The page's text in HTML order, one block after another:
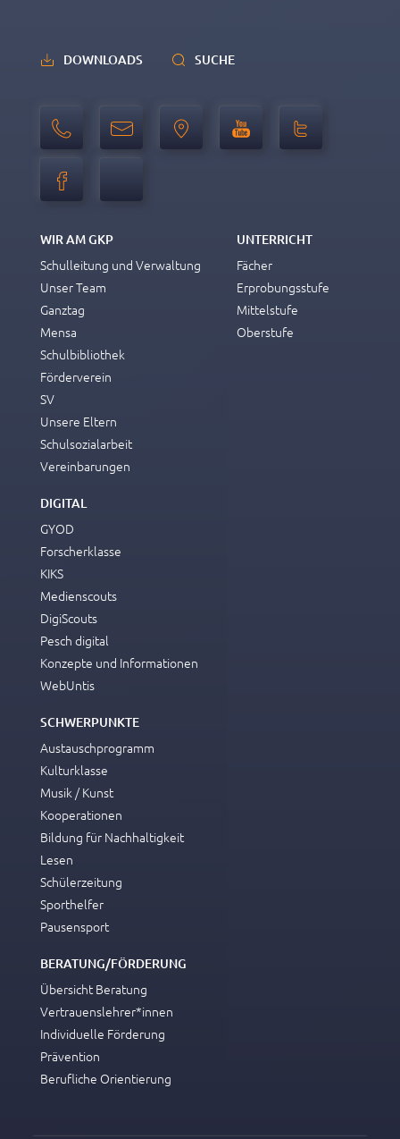
DOWNLOADS SUCHE
WIR AM GKP
Schulleitung und Verwaltung
Unser Team
Ganztag
Mensa
Schulbibliothek
Förderverein
SV
Unsere Eltern
Schulsozialarbeit
Vereinbarungen
UNTERRICHT
Fächer
Erprobungsstufe
Mittelstufe
Oberstufe
DIGITAL
GYOD
Forscherklasse
KIKS
Medienscouts
DigiScouts
Pesch digital
Konzepte und Informationen
WebUntis
SCHWERPUNKTE
Austauschprogramm
Kulturklasse
Musik / Kunst
Kooperationen
Bildung für Nachhaltigkeit
Lesen
Schülerzeitung
Sporthelfer
Pausensport
BERATUNG/FÖRDERUNG
Übersicht Beratung
Vertrauenslehrer*innen
Individuelle Förderung
Prävention
Berufliche Orientierung